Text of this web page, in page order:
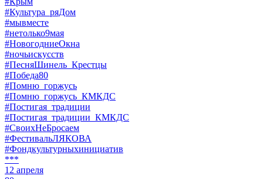
#Культура_ряДом
#мывместе
#нетолько9мая
#НовогодниеОкна
#ночьискусств
#ПесняШинель_Крестцы
#Победа80
#Помню_горжусь
#Помню_горжусь_КМКДС
#Постигая_традиции
#Постигая_традиции_КМКДС
#СвоихНеБросаем
#ФестивальЛЯКОВА
#Фондкультурныхинициатив
***
12 апреля